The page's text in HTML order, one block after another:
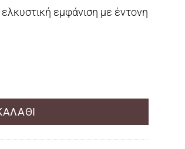
εμφάνιση με έντονη